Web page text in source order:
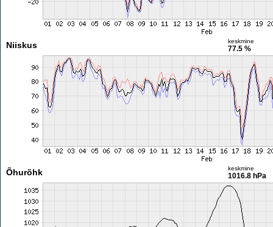
Niiskus keskmine
77.5 %
Õhurõhk keskmine
1016.8 hPa